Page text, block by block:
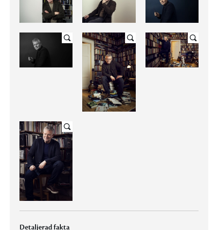
Detaljerad fakta